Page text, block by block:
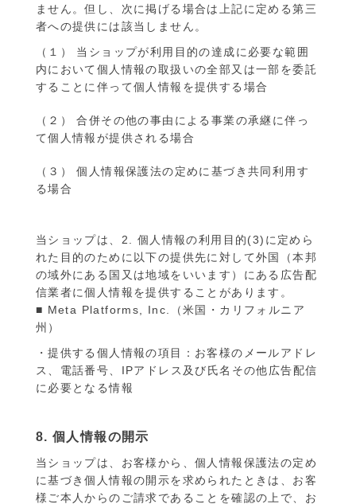
ません。但し、次に掲げる場合は上記に定める第三
者への提供には該当しません。
（１） 当ショップが利用目的の達成に必要な範囲
内において個人情報の取扱いの全部又は一部を委託
することに伴って個人情報を提供する場合
（２） 合併その他の事由による事業の承継に伴っ
て個人情報が提供される場合
（３） 個人情報保護法の定めに基づき共同利用す
る場合
当ショップは、2. 個人情報の利用目的(3)に定めら
れた目的のために以下の提供先に対して外国（本邦
の域外にある国又は地域をいいます）にある広告配
信業者に個人情報を提供することがあります。
■ Meta Platforms, Inc.（米国・カリフォルニア
州）
・提供する個人情報の項目：お客様のメールアドレ
ス、電話番号、IPアドレス及び氏名その他広告配信
に必要となる情報
8. 個人情報の開示
当ショップは、お客様から、個人情報保護法の定め
に基づき個人情報の開示を求められたときは、お客
様ご本人からのご請求であることを確認の上で、お